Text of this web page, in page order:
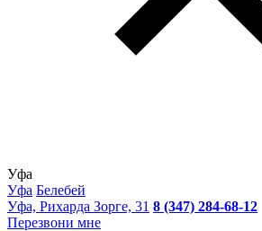
Уфа
Уфа Белебей
Уфа, Рихарда Зорге, 31 8 (347) 284-68-12
Перезвони мне